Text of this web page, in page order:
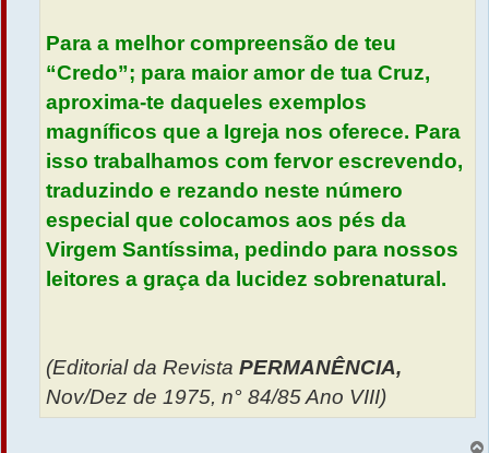
Para a melhor compreensão de teu
“Credo”; para maior amor de tua Cruz,
aproxima-te daqueles exemplos
magníficos que a Igreja nos oferece. Para
isso trabalhamos com fervor escrevendo,
traduzindo e rezando neste número
especial que colocamos aos pés da
Virgem Santíssima, pedindo para nossos
leitores a graça da lucidez sobrenatural.
(Editorial da Revista PERMANÊNCIA,
Nov/Dez de 1975, n° 84/85 Ano VIII)